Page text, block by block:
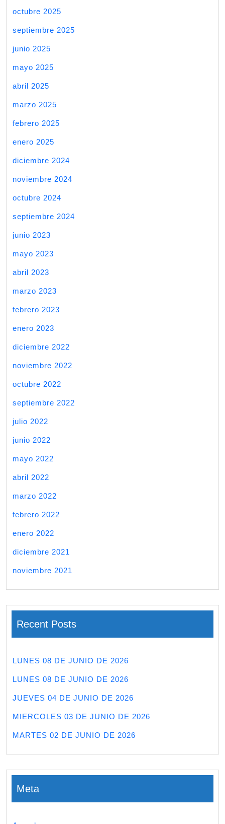
octubre 2025
septiembre 2025
junio 2025
mayo 2025
abril 2025
marzo 2025
febrero 2025
enero 2025
diciembre 2024
noviembre 2024
octubre 2024
septiembre 2024
junio 2023
mayo 2023
abril 2023
marzo 2023
febrero 2023
enero 2023
diciembre 2022
noviembre 2022
octubre 2022
septiembre 2022
julio 2022
junio 2022
mayo 2022
abril 2022
marzo 2022
febrero 2022
enero 2022
diciembre 2021
noviembre 2021
Recent Posts
LUNES 08 DE JUNIO DE 2026
LUNES 08 DE JUNIO DE 2026
JUEVES 04 DE JUNIO DE 2026
MIERCOLES 03 DE JUNIO DE 2026
MARTES 02 DE JUNIO DE 2026
Meta